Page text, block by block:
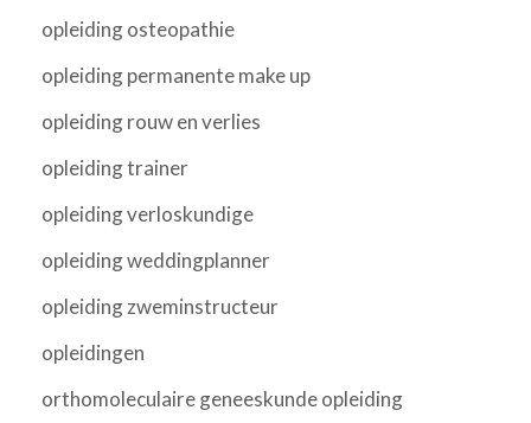
opleiding osteopathie
opleiding permanente make up
opleiding rouw en verlies
opleiding trainer
opleiding verloskundige
opleiding weddingplanner
opleiding zweminstructeur
opleidingen
orthomoleculaire geneeskunde opleiding